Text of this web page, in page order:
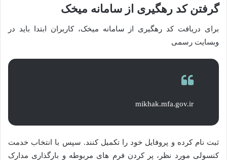
گرفتن کد رهگیری از سامانه میخک
برای دریافت کد رهگیری از سامانه میخک، کاربران ابتدا باید در
وبسایت رسمی
mikhak.mfa.gov.ir
ثبت نام کرده و پروفایل خود را تکمیل کنند. سپس با انتخاب خدمت
کنسولی مورد نظر، پر کردن فرم های مربوطه و بارگذاری مدارک